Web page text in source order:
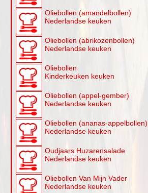
Oliebollen (amandelbollen)
Nederlandse keuken
Oliebollen (abrikozenbollen)
Nederlandse keuken
Oliebollen
Kinderkeuken keuken
Oliebollen (appel-gember)
Nederlandse keuken
Oliebollen (ananas-appelbollen)
Nederlandse keuken
Oudjaars Huzarensalade
Nederlandse keuken
Oliebollen Van Mijn Vader
Nederlandse keuken